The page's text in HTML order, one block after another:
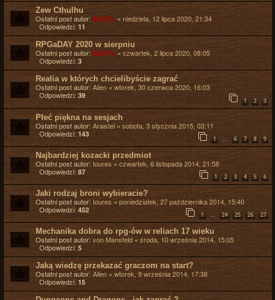
Zew Cthulhu
Ostatni post autor: BAZYL « niedziela, 12 lipca 2020, 21:34
Odpowiedzi: 11
RPGaDAY 2020 w sierpniu
Ostatni post autor: BAZYL « czwartek, 2 lipca 2020, 08:05
Odpowiedzi: 3
Realia w których chcielibyście zagrać
Ostatni post autor: Alien« wtorek, 30 czerwca 2020, 16:03
Odpowiedzi: 39
1 2 3
Płeć piękna na sesjach
Ostatni post autor: Araistel « sobota, 3 stycznia 2015, 03:11
Odpowiedzi: 143
1 … 6 7 8 9
Najbardziej kozacki przedmiot
Ostatni post autor: Ioures « czwartek, 6 listopada 2014, 21:58
Odpowiedzi: 87
1 2 3 4 5 6
Jaki rodzaj broni wybieracie?
Ostatni post autor: Ioures « poniedziałek, 27 października 2014, 15:40
Odpowiedzi: 452
1 … 24 25 26 27
Mechanika dobra do rpg-ów w reliach 17 wieku
Ostatni post autor: von Mansfeld « środa, 10 września 2014, 15:05
Odpowiedzi: 5
Jaką wiedzę przekazać graczom na start?
Ostatni post autor: Alien« wtorek, 9 września 2014, 17:38
Odpowiedzi: 15